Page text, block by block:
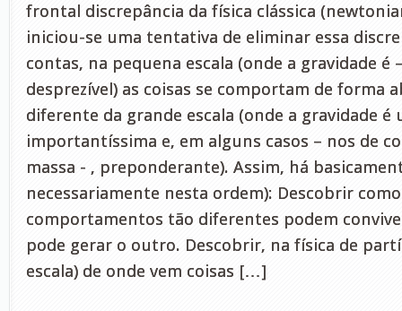
frontal discrepância da física clássica
iniciou-se uma tentativa de eliminar essa
contas, na pequena escala (onde a gravidade é
desprezível) as coisas se comportam de forma
diferente da grande escala (onde a gravidade é
importantíssima e, em alguns casos – nos de
massa - , preponderante). Assim, há
necessariamente nesta ordem): Descobrir
comportamentos tão diferentes podem
pode gerar o outro. Descobrir, na física de
escala) de onde vem coisas […]